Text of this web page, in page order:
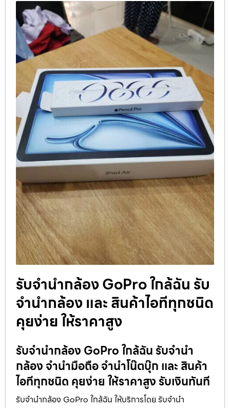
รับจำนำกล้อง GoPro ใกล้ฉัน รับ
จํานํากล้อง และ สินค้าไอทีทุกชนิด
คุยง่าย ให้ราคาสูง
รับจำนำกล้อง GoPro ใกล้ฉัน รับจํานํา
กล้อง จำนำมือถือ จำนำโน๊ตบุ๊ก และ สินค้า
ไอทีทุกชนิด คุยง่าย ให้ราคาสูง รับเงินทันที
รับจำนำกล้อง GoPro ใกล้ฉัน ให้บริการโดย รับจํานํา